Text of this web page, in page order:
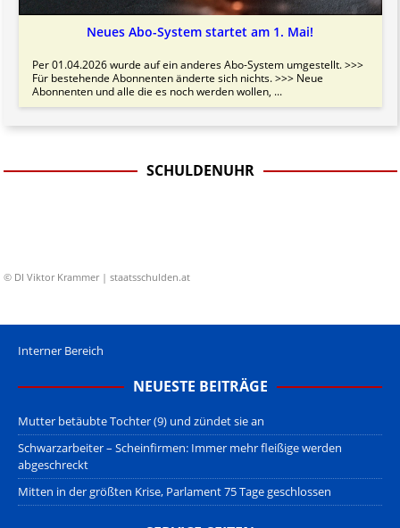
Neues Abo-System startet am 1. Mai!
Per 01.04.2026 wurde auf ein anderes Abo-System umgestellt. >>>
Für bestehende Abonnenten änderte sich nichts. >>> Neue
Abonnenten und alle die es noch werden wollen, ...
SCHULDENUHR
© DI Viktor Krammer | staatsschulden.at
Interner Bereich
NEUESTE BEITRÄGE
Mutter betäubte Tochter (9) und zündet sie an
Schwarzarbeiter – Scheinfirmen: Immer mehr fleißige werden
abgeschreckt
Mitten in der größten Krise, Parlament 75 Tage geschlossen